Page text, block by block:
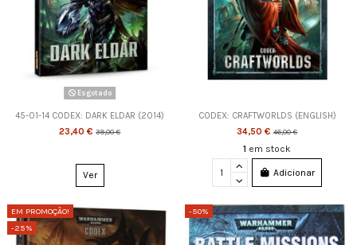
Esgotado
45-01-14 CODEX: DARK ELDAR (2014)
23,40 €39,00 €
Ver
CODEX: CRAFTWORLDS (ENGLISH)
34,50 €46,00 €
1 em stock
Adicionar
EM PROMOÇÃO!
-25%
-50%